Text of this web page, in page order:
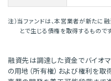
注）当ファンドは、本営業者が新たに
とで生じる債権を取得するものです
融資先は調達した資金でバイオ
の用地（所有権）および権利を取